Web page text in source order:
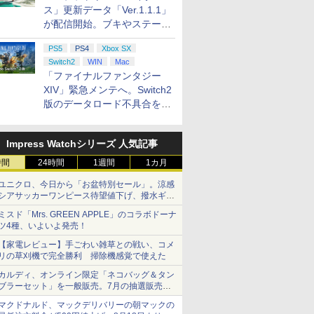
ス」更新データ「Ver.1.1.1」
が配信開始。ブキやステージ
に関する不具合を修正
PS5 PS4
Xbox SX
Switch2
WIN Mac
「ファイナルファンタジー
XIV」緊急メンテへ。Switch2
版のデータロード不具合を最
Impress Watchシリーズ 人気記事
24時間 1週間 1カ月
ニクロ、今日から「お盆特別セール」。涼感
アサッカーワンピース待望値下げ、撥水ギア
ョーツは1990円に
スド「Mrs. GREEN APPLE」のコラボドーナ
4種、いよいよ発売！
家電レビュー】手ごわい雑草との戦い、コメ
の草刈機で完全勝利 掃除機感覚で使えた
ルディ、オンライン限定「ネコバッグ＆タン
ラーセット」を一般販売。7月の抽選販売の
選無効分
クドナルド、マックデリバリーの朝マックの